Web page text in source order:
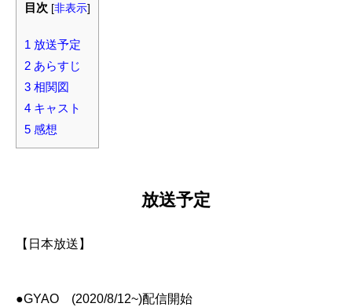
目次 [非表示]
1 放送予定
2 あらすじ
3 相関図
4 キャスト
5 感想
放送予定
【日本放送】
●GYAO (2020/8/12~)配信開始